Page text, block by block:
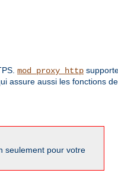
mod_proxy_http
assure aussi les fonctions de
seulement pour votre